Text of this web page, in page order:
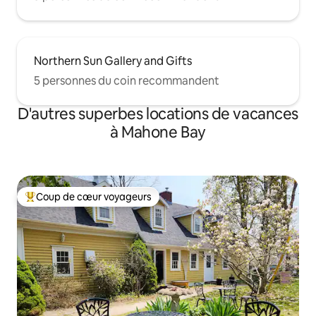
Northern Sun Gallery and Gifts
5 personnes du coin recommandent
D'autres superbes locations de vacances
à Mahone Bay
Coup de cœur voyageurs parmi les plus aimés
Coup de cœur voyageurs